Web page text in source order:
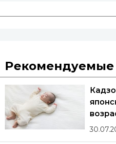
Рекомендуемые